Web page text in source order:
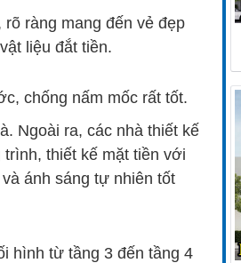
ràng mang đến vẻ đẹp
liệu đắt tiền.
chống nấm mốc rất tốt.
Ngoài ra, các nhà thiết kế
thiết kế mặt tiền với
ánh sáng tự nhiên tốt
hình từ tầng 3 đến tầng 4